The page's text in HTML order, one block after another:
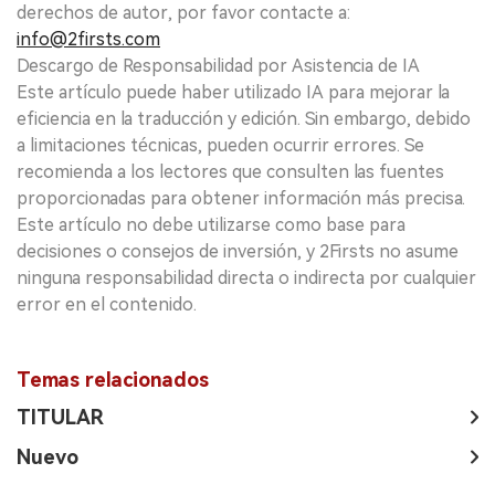
derechos de autor, por favor contacte a:
info@2firsts.com
Descargo de Responsabilidad por Asistencia de IA
Este artículo puede haber utilizado IA para mejorar la
eficiencia en la traducción y edición. Sin embargo, debido
a limitaciones técnicas, pueden ocurrir errores. Se
recomienda a los lectores que consulten las fuentes
proporcionadas para obtener información más precisa.
Este artículo no debe utilizarse como base para
decisiones o consejos de inversión, y 2Firsts no asume
ninguna responsabilidad directa o indirecta por cualquier
error en el contenido.
Temas relacionados
TITULAR
Nuevo